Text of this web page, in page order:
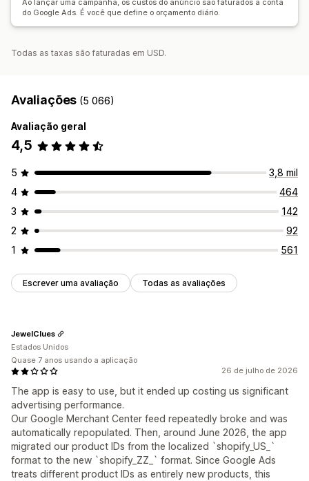
Análise de dados de desempenho
Métricas de envolvimento Análise do ROI
Contagem de impressões
Ao lançar uma campanha, os custos do anúncio são faturados à conta
do Google Ads. É você que define o orçamento diário.
Todas as taxas são faturadas em USD.
Avaliações (5 066)
Avaliação geral
4,5
5
3,8 mil
4
464
3
142
2
92
1
561
Escrever uma avaliação Todas as avaliações
26 de julho de 2026
The app is easy to use, but it ended up costing us significant
advertising performance.
Our Google Merchant Center feed repeatedly broke and was
automatically repopulated. Then, around June 2026, the app
migrated our product IDs from the localized `shopify_US_`
format to the new `shopify_ZZ_` format. Since Google Ads
treats different product IDs as entirely new products, this
JewelClues
Estados Unidos
Quase 7 anos usando a aplicação